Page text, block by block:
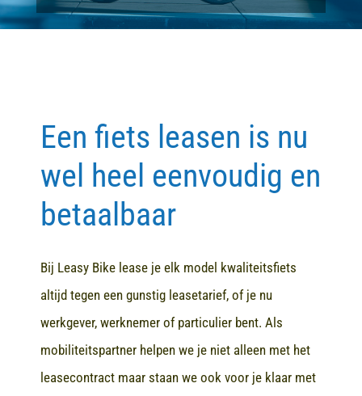
Modellen
Contact
Een fiets leasen is nu
wel heel eenvoudig en
betaalbaar
Bij Leasy Bike lease je elk model kwaliteitsfiets
altijd tegen een gunstig leasetarief, of je nu
werkgever, werknemer of particulier bent. Als
mobiliteitspartner helpen we je niet alleen met het
leasecontract maar staan we ook voor je klaar met